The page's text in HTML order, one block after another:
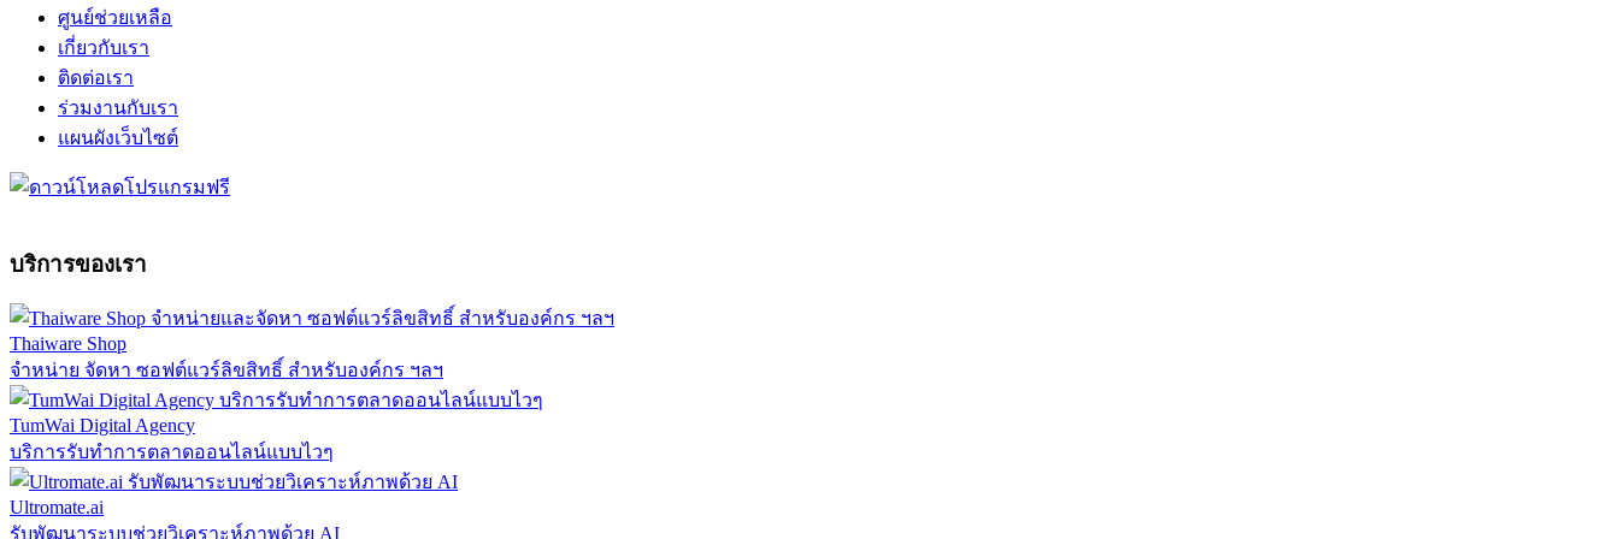
ศูนย์ช่วยเหลือ
เกี่ยวกับเรา
ติดต่อเรา
ร่วมงานกับเรา
แผนผังเว็บไซต์
บริการของเรา
Thaiware Shop
จำหน่าย จัดหา ซอฟต์แวร์ลิขสิทธิ์ สำหรับองค์กร ฯลฯ
TumWai Digital Agency
บริการรับทำการตลาดออนไลน์แบบไวๆ
Ultromate.ai
รับพัฒนาระบบช่วยวิเคราะห์ภาพด้วย AI